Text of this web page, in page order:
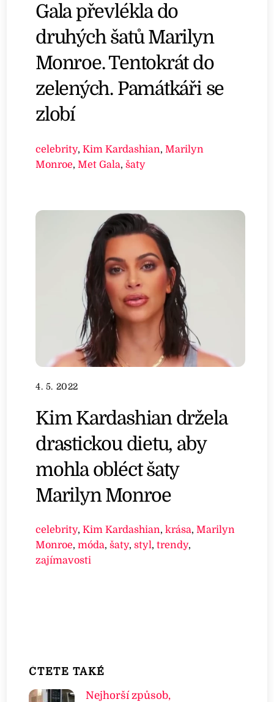
Gala převlékla do
druhých šatů Marilyn
Monroe. Tentokrát do
zelených. Památkáři se
zlobí
celebrity,Kim Kardashian,Marilyn
Monroe,Met Gala,šaty
4. 5. 2022
Kim Kardashian držela
drastickou dietu, aby
mohla obléct šaty
Marilyn Monroe
celebrity,Kim Kardashian,krása,Marilyn
Monroe,móda,šaty,styl,trendy,
zajímavosti
ČTETE TAKÉ
Nejhorší způsob,